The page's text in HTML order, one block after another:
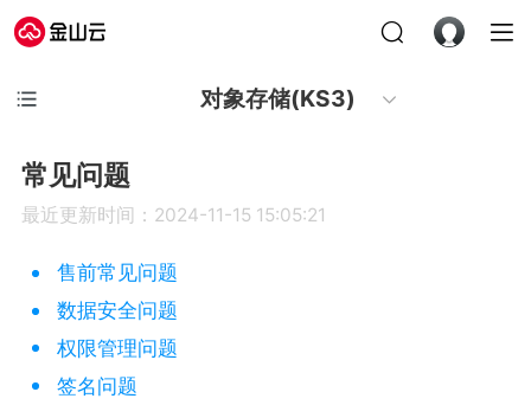
对象存储(KS3)
常见问题
最近更新时间：2024-11-15 15:05:21
售前常见问题
数据安全问题
权限管理问题
签名问题